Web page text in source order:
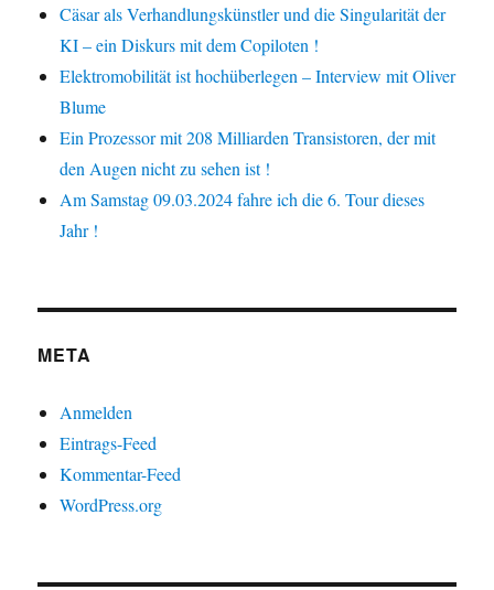
Cäsar als Verhandlungskünstler und die Singularität der
KI – ein Diskurs mit dem Copiloten !
Elektromobilität ist hochüberlegen – Interview mit Oliver
Blume
Ein Prozessor mit 208 Milliarden Transistoren, der mit
den Augen nicht zu sehen ist !
Am Samstag 09.03.2024 fahre ich die 6. Tour dieses
Jahr !
META
Anmelden
Eintrags-Feed
Kommentar-Feed
WordPress.org